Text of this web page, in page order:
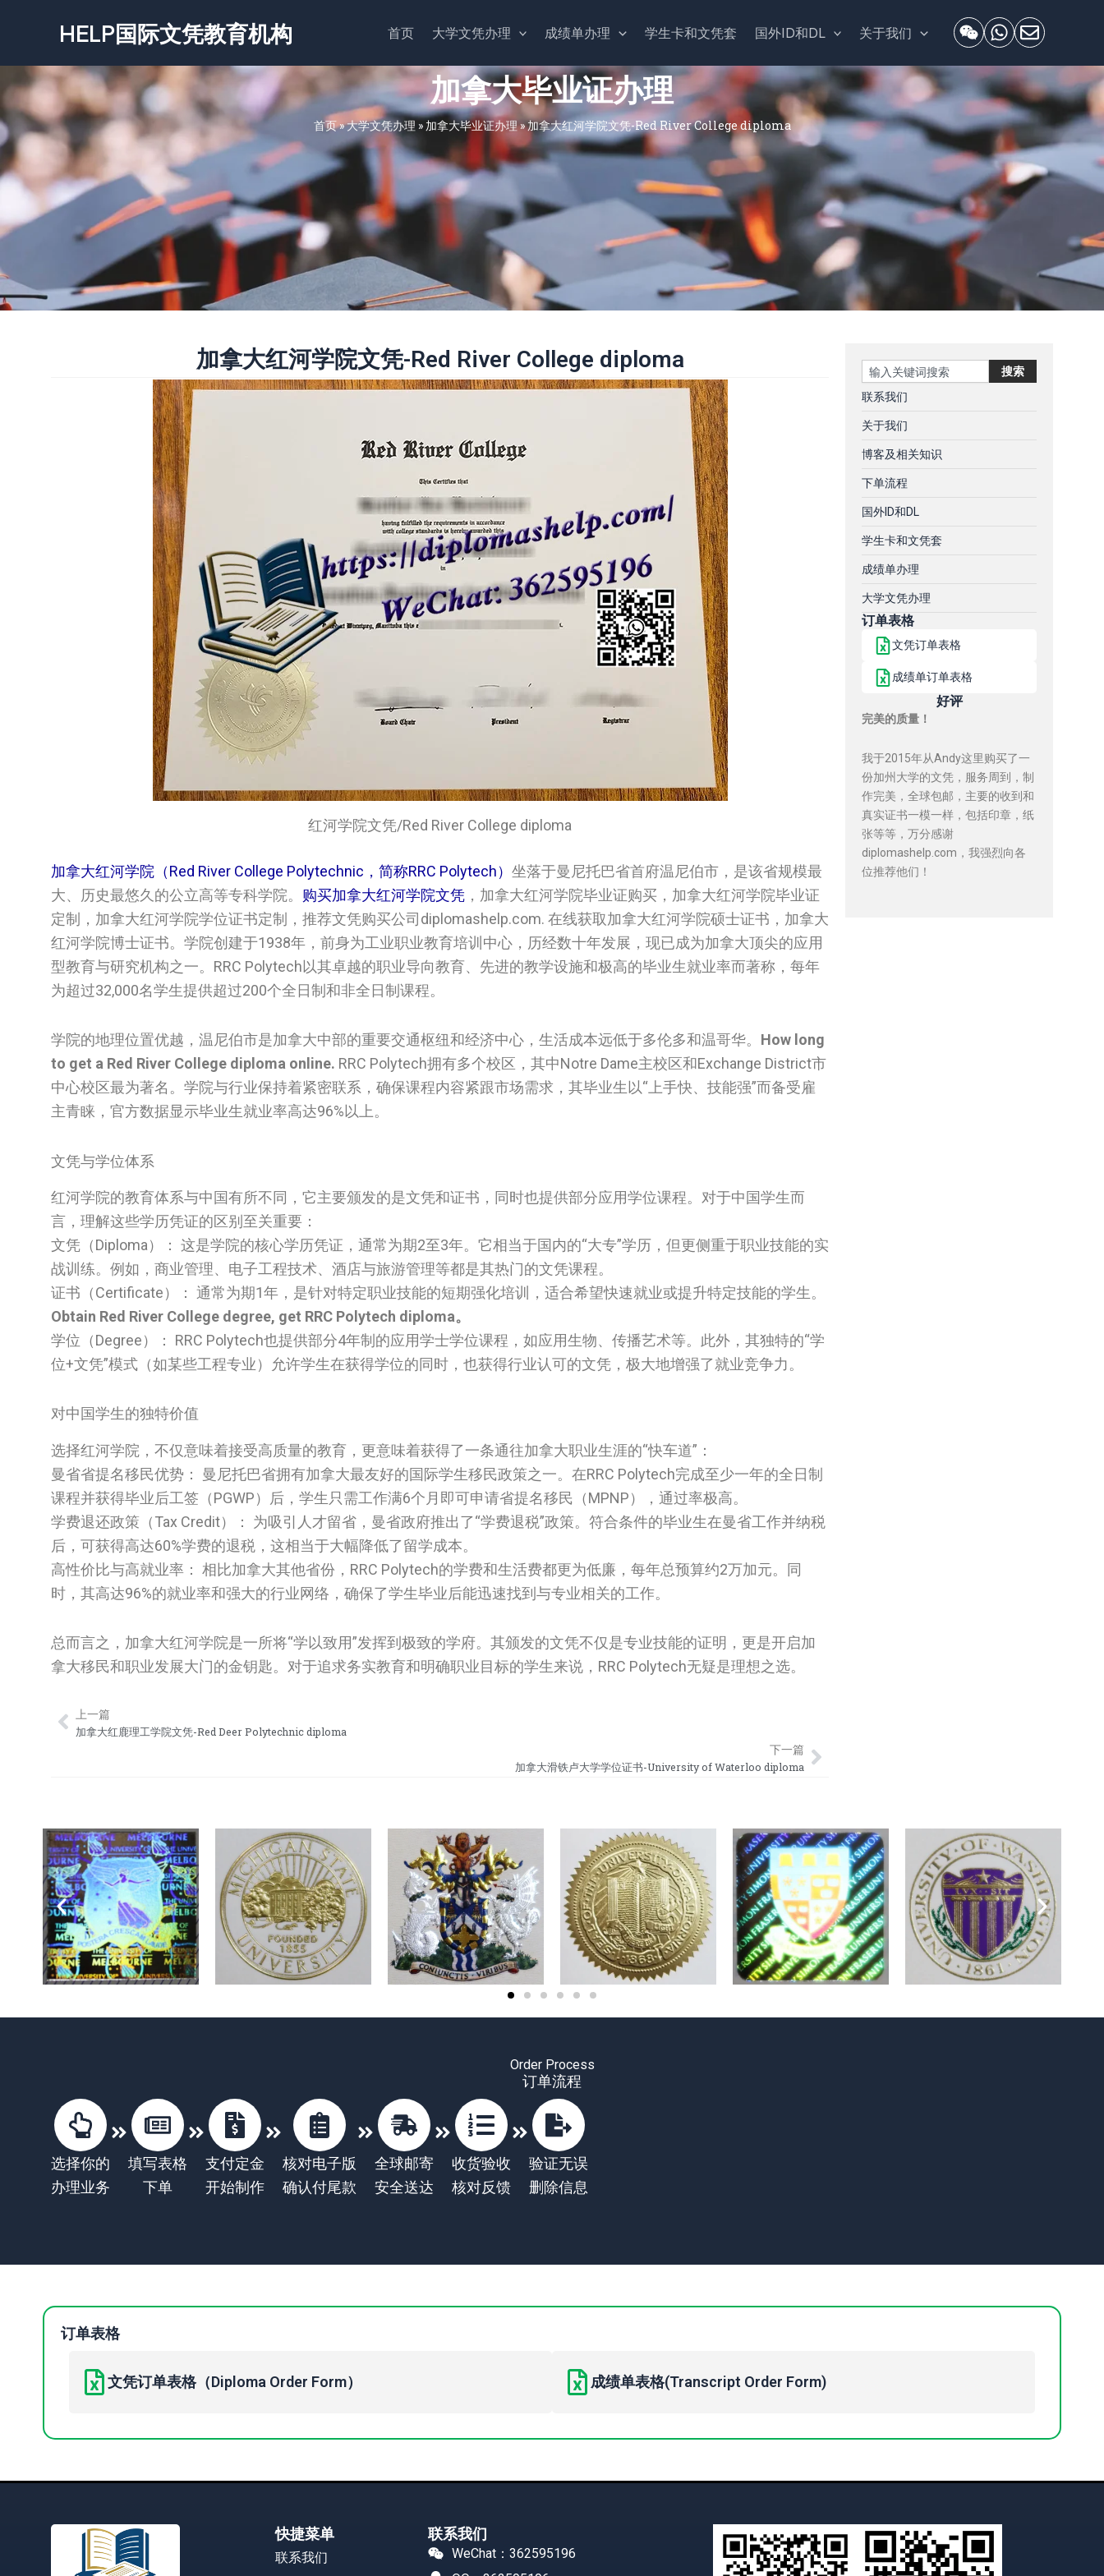
容
HELP国际文凭教育机构 首页 大学文凭办理 成绩单办理 学生卡和文凭套 国外ID和DL 关于我们
加拿大毕业证办理
首页»大学文凭办理 » 加拿大毕业证办理»‌加拿大红河学院文凭-Red River College diploma
‌加拿大红河学院文凭-Red River College diploma
‌‌红河学院文凭/Red River College diploma
加拿大红河学院（Red River College Polytechnic，简称RRC Polytech） 坐落于曼尼托巴省首府温尼伯市，是该省规模最
大、历史最悠久的公立高等专科学院。 购买加拿大‌红河学院文凭 ，加拿大‌红河学院毕业证购买，加拿大‌红河学院毕业证
定制，加拿大‌红河学院学位证书定制，推荐文凭购买公司diplomashelp.com. 在线获取加拿大‌红河学院硕士证书，加拿大‌
红河学院博士证书。学院创建于1938年，前身为工业职业教育培训中心，历经数十年发展，现已成为加拿大顶尖的应用
型教育与研究机构之一。RRC Polytech以其卓越的职业导向教育、先进的教学设施和极高的毕业生就业率而著称，每年
为超过32,000名学生提供超过200个全日制和非全日制课程。
学院的地理位置优越，温尼伯市是加拿大中部的重要交通枢纽和经济中心，生活成本远低于多伦多和温哥华。 How long
to get a Red River College diploma online. RRC Polytech拥有多个校区，其中Notre Dame主校区和Exchange District市
中心校区最为著名。学院与行业保持着紧密联系，确保课程内容紧跟市场需求，其毕业生以“上手快、技能强”而备受雇
主青睐，官方数据显示毕业生就业率高达96%以上。
文凭与学位体系
红河学院的教育体系与中国有所不同，它主要颁发的是文凭和证书，同时也提供部分应用学位课程。对于中国学生而
言，理解这些学历凭证的区别至关重要：
文凭（Diploma）： 这是学院的核心学历凭证，通常为期2至3年。它相当于国内的“大专”学历，但更侧重于职业技能的实
战训练。例如，商业管理、电子工程技术、酒店与旅游管理等都是其热门的文凭课程。
证书（Certificate）： 通常为期1年，是针对特定职业技能的短期强化培训，适合希望快速就业或提升特定技能的学生。
Obtain Red River College degree, get RRC Polytech diploma。
学位（Degree）： RRC Polytech也提供部分4年制的应用学士学位课程，如应用生物、传播艺术等。此外，其独特的“学
位+文凭”模式（如某些工程专业）允许学生在获得学位的同时，也获得行业认可的文凭，极大地增强了就业竞争力。
对中国学生的独特价值
选择红河学院，不仅意味着接受高质量的教育，更意味着获得了一条通往加拿大职业生涯的“快车道”：
曼省省提名移民优势： 曼尼托巴省拥有加拿大最友好的国际学生移民政策之一。在RRC Polytech完成至少一年的全日制
课程并获得毕业后工签（PGWP）后，学生只需工作满6个月即可申请省提名移民（MPNP），通过率极高。
学费退还政策（Tax Credit）： 为吸引人才留省，曼省政府推出了“学费退税”政策。符合条件的毕业生在曼省工作并纳税
后，可获得高达60%学费的退税，这相当于大幅降低了留学成本。
高性价比与高就业率： 相比加拿大其他省份，RRC Polytech的学费和生活费都更为低廉，每年总预算约2万加元。同
时，其高达96%的就业率和强大的行业网络，确保了学生毕业后能迅速找到与专业相关的工作。
总而言之，加拿大红河学院是一所将“学以致用”发挥到极致的学府。其颁发的文凭不仅是专业技能的证明，更是开启加
拿大移民和职业发展大门的金钥匙。对于追求务实教育和明确职业目标的学生来说，RRC Polytech无疑是理想之选。
Prev
上一篇
加拿大红鹿理工学院文凭-Red Deer Polytechnic diploma
下一篇
加拿大滑铁卢大学学位证书-University of Waterloo diploma
Search 搜索
联系我们
关于我们
博客及相关知识
下单流程
国外ID和DL
学生卡和文凭套
成绩单办理
大学文凭办理
订单表格
文凭订单表格
成绩单订单表格
好评
完美的质量！
我于2015年从Andy这里购买了一
份加州大学的文凭，服务周到，制
作完美，全球包邮，主要的收到和
真实证书一模一样，包括印章，纸
张等等，万分感谢
diplomashelp.com，我强烈向各
位推荐他们！
Order Process
订单流程
选择你的
办理业务
填写表格
下单
支付定金
开始制作
核对电子版
确认付尾款
全球邮寄
安全送达
收货验收
核对反馈
验证无误
删除信息
订单表格
文凭订单表格（Diploma Order Form） 成绩单表格(Transcript Order Form)
快捷菜单
联系我们
联系我们
WeChat：362595196